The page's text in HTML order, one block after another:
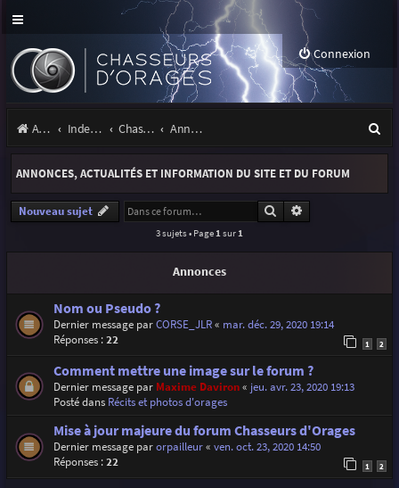
Connexion
Accueil Index du forum Chasseurs d'Orages Annonces, actualités et information du site et du forum
e
e
ANNONCES, ACTUALITÉS ET INFORMATION DU SITE ET DU FORUM
Nouveau sujet Rechercher
3 sujets • Page 1 sur 1
Annonces
Nom ou Pseudo ?
Dernier message parCORSE_JLR« mar. déc. 29, 2020 19:14
Réponses :22 1 2
Comment mettre une image sur le forum ?
Dernier message par Maxime Daviron« jeu. avr. 23, 2020 19:13
Posté dans Récits et photos d'orages
Mise à jour majeure du forum Chasseurs d'Orages
Dernier message parorpailleur« ven. oct. 23, 2020 14:50
Réponses :22 1 2